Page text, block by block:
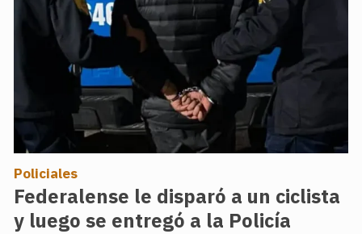
Federalense le disparó a un ciclista
y luego se entregó a la Policía
Policiales